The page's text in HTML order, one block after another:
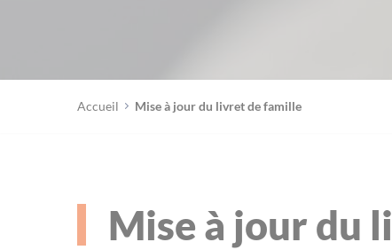
Accueil Mise à jour du livret de famille
Mise à jour du